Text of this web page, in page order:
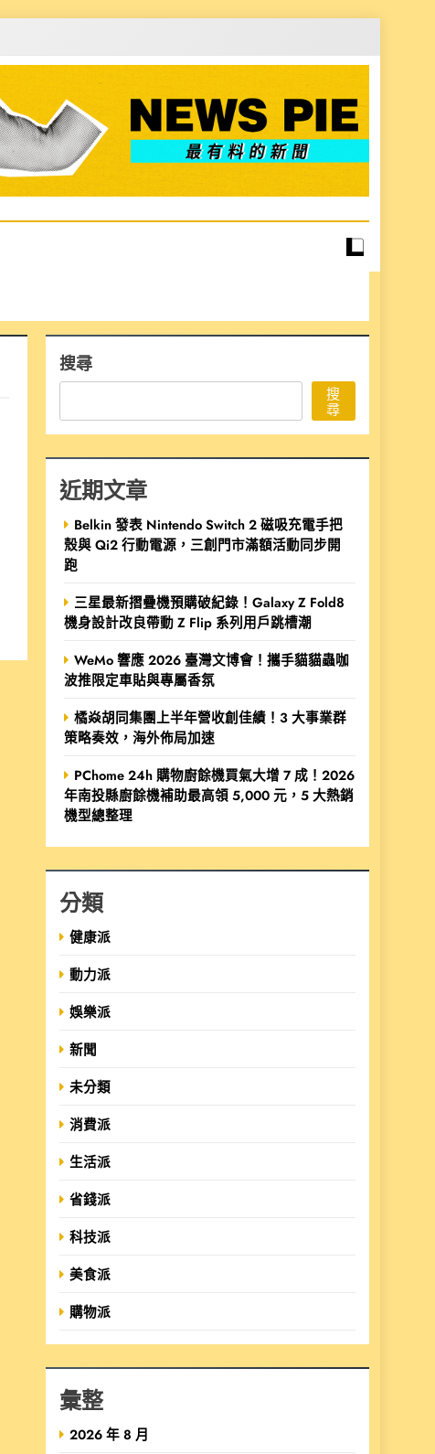
搜尋
搜
尋
近期文章
Belkin 發表 Nintendo Switch 2 磁吸充電手把
殼與 Qi2 行動電源，三創門市滿額活動同步開
跑
三星最新摺疊機預購破紀錄！Galaxy Z Fold8
機身設計改良帶動 Z Flip 系列用戶跳槽潮
WeMo 響應 2026 臺灣文博會！攜手貓貓蟲咖
波推限定車貼與專屬香氛
橘焱胡同集團上半年營收創佳績！3 大事業群
策略奏效，海外佈局加速
PChome 24h 購物廚餘機買氣大增 7 成！2026
年南投縣廚餘機補助最高領 5,000 元，5 大熱銷
機型總整理
分類
健康派
動力派
娛樂派
新聞
未分類
消費派
生活派
省錢派
科技派
美食派
購物派
彙整
2026 年 8 月